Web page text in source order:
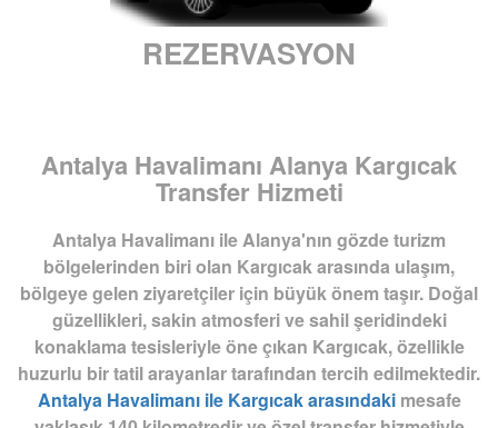
REZERVASYON
Antalya Havalimanı Alanya Kargıcak
Transfer Hizmeti
Antalya Havalimanı ile Alanya'nın gözde turizm
bölgelerinden biri olan Kargıcak arasında ulaşım,
bölgeye gelen ziyaretçiler için büyük önem taşır. Doğal
güzellikleri, sakin atmosferi ve sahil şeridindeki
konaklama tesisleriyle öne çıkan Kargıcak, özellikle
huzurlu bir tatil arayanlar tarafından tercih edilmektedir.
Antalya Havalimanı ile Kargıcak arasındaki mesafe